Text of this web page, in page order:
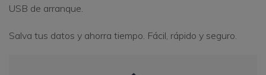
USB de arranque.
Salva tus datos y ahorra tiempo. Fácil, rápido y seguro.